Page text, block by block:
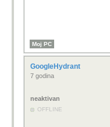
Moj PC
GoogleHydrant
7 godina
neaktivan
OFFLINE